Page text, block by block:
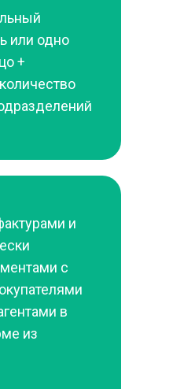
или одно
+
и
с
в
из